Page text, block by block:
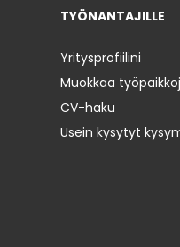
TYÖNANTAJILLE
Yritysprofiilini
Muokkaa
CV-haku
Usein kysytyt